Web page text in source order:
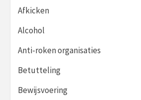
Afkicken
Alcohol
Anti-roken organisaties
Betutteling
Bewijsvoering